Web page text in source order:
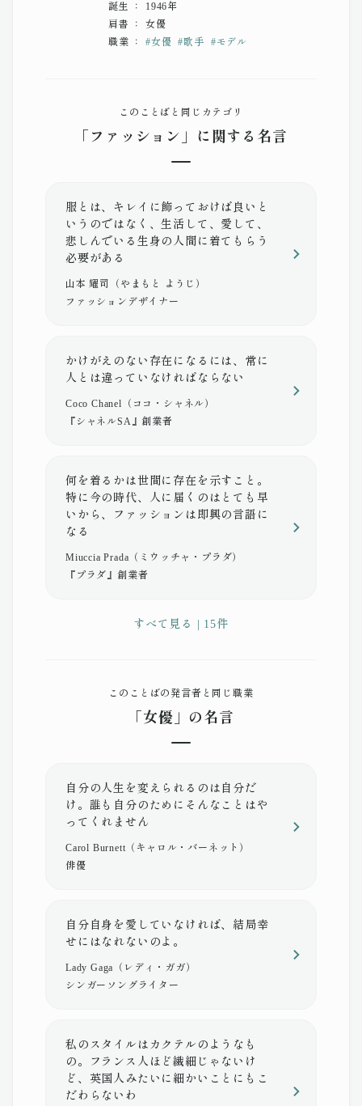
誕生 ： 1946年
肩書 ： 女優
職業 ： #女優 #歌手 #モデル
このことばと同じカテゴリ
「ファッション」に関する名言
服とは、キレイに飾っておけば良いと
いうのではなく、生活して、愛して、
悲しんでいる生身の人間に着てもらう
必要がある
山本 耀司（やまもと ようじ）
ファッションデザイナー
かけがえのない存在になるには、常に
人とは違っていなければならない
Coco Chanel（ココ・シャネル）
『シャネルSA』創業者
何を着るかは世間に存在を示すこと。
特に今の時代、人に届くのはとても早
いから、ファッションは即興の言語に
なる
Miuccia Prada（ミウッチャ・プラダ）
『プラダ』創業者
すべて見る | 15件
このことばの発言者と同じ職業
「女優」の名言
自分の人生を変えられるのは自分だ
け。誰も自分のためにそんなことはや
ってくれません
Carol Burnett（キャロル・バーネット）
俳優
自分自身を愛していなければ、結局幸
せにはなれないのよ。
Lady Gaga（レディ・ガガ）
シンガーソングライター
私のスタイルはカクテルのようなも
の。フランス人ほど繊細じゃないけ
ど、英国人みたいに細かいことにもこ
だわらないわ